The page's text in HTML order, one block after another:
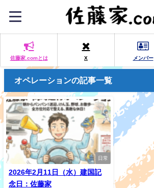
佐藤家.comとは X メンバー
オペレーションの記事一覧
日常
2026年2月11日（水）建国記
念日：佐藤家